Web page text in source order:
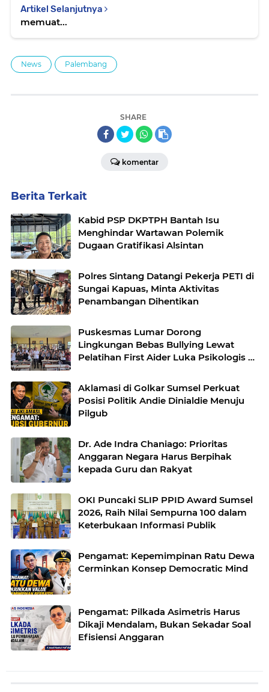
Artikel Selanjutnya
memuat...
News Palembang
SHARE
komentar
Berita Terkait
Kabid PSP DKPTPH Bantah Isu
Menghindar Wartawan Polemik
Dugaan Gratifikasi Alsintan
Polres Sintang Datangi Pekerja PETI di
Sungai Kapuas, Minta Aktivitas
Penambangan Dihentikan
Puskesmas Lumar Dorong
Lingkungan Bebas Bullying Lewat
Pelatihan First Aider Luka Psikologis di
Aklamasi di Golkar Sumsel Perkuat
Posisi Politik Andie Dinialdie Menuju
Pilgub
Dr. Ade Indra Chaniago: Prioritas
Anggaran Negara Harus Berpihak
kepada Guru dan Rakyat
OKI Puncaki SLIP PPID Award Sumsel
2026, Raih Nilai Sempurna 100 dalam
Keterbukaan Informasi Publik
Pengamat: Kepemimpinan Ratu Dewa
Cerminkan Konsep Democratic Mind
Pengamat: Pilkada Asimetris Harus
Dikaji Mendalam, Bukan Sekadar Soal
Efisiensi Anggaran